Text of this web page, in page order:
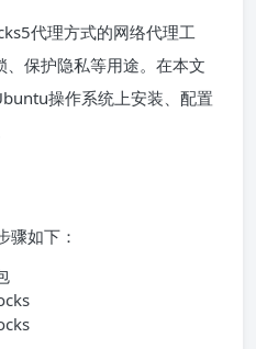
代理方式的网络代理工
保护隐私等用途。在本文
操作系统上安装、配置
骤如下：